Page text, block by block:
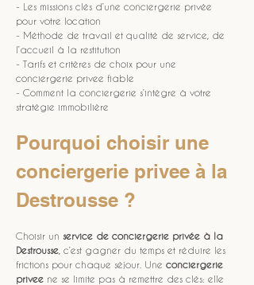
- Les missions clés d’une conciergerie privée
pour votre location
- Méthode de travail et qualité de service, de
l’accueil à la restitution
- Tarifs et critères de choix pour une
conciergerie privee fiable
- Comment la conciergerie s’intègre à votre
stratégie immobilière
Pourquoi choisir une
conciergerie privee à la
Destrousse ?
Choisir un service de conciergerie privée à la
Destrousse , c’est gagner du temps et réduire les
frictions pour chaque séjour. Une conciergerie
privee ne se limite pas à remettre des clés: elle